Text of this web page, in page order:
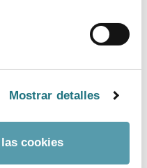
Mostrar detalles
cookies